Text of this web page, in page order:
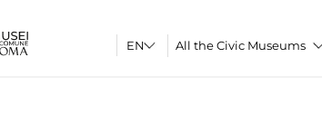
All the Civic Museums